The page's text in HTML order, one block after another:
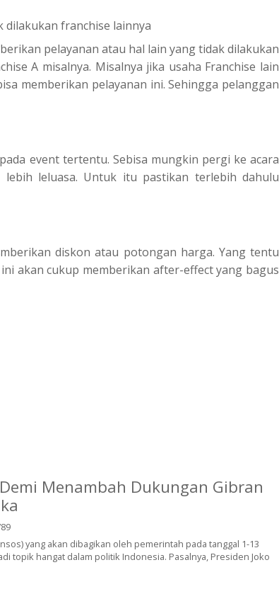
franchise lainnya
pelayanan atau hal lain yang tidak dilakukan
A misalnya. Misalnya jika usaha Franchise lain
memberikan pelayanan ini. Sehingga pelanggan
event tertentu. Sebisa mungkin pergi ke acara
leluasa. Untuk itu pastikan terlebih dahulu
diskon atau potongan harga. Yang tentu
akan cukup memberikan after-effect yang bagus
Menambah Dukungan Gibran
yang akan dibagikan oleh pemerintah pada tanggal 1-13
topik hangat dalam politik Indonesia. Pasalnya, Presiden Joko